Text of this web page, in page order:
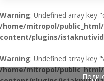
Warning: Undefined array key
/home/mitropol/
content/plugins/
Warning: Undefined array key
/home/mitropol/